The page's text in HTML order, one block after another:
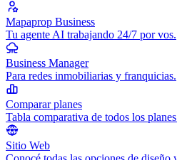
Mapaprop Business
Tu agente AI trabajando 24/7 por vos.
Business Manager
Para redes inmobiliarias y franquicias.
Comparar planes
Tabla comparativa de todos los
Sitio Web